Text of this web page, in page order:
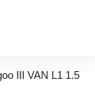
III VAN L1 1.5